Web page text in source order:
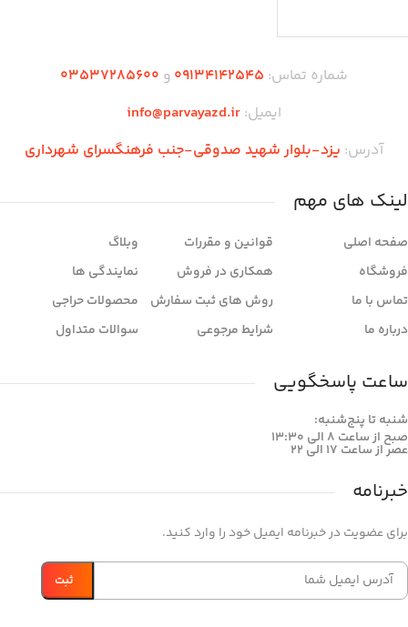
شماره تماس: 09134142545 و 03537285600
ایمیل: info@parvayazd.ir
آدرس: یزد-بلوار شهید صدوقی-جنب فرهنگسرای شهرداری
لینک های مهم
صفحه اصلی
فروشگاه
تماس با ما
درباره ما
قوانین و مقررات
همکاری در فروش
روش های ثبت سفارش
شرایط مرجوعی
وبلاگ
نمایندگی ها
محصولات حراجی
سوالات متداول
ساعت پاسخگویی
شنبه تا پنج‌شنبه:
صبح از ساعت 8 الی 13:30
عصر از ساعت 17 الی 22
خبرنامه
برای عضویت در خبرنامه ایمیل خود را وارد کنید.